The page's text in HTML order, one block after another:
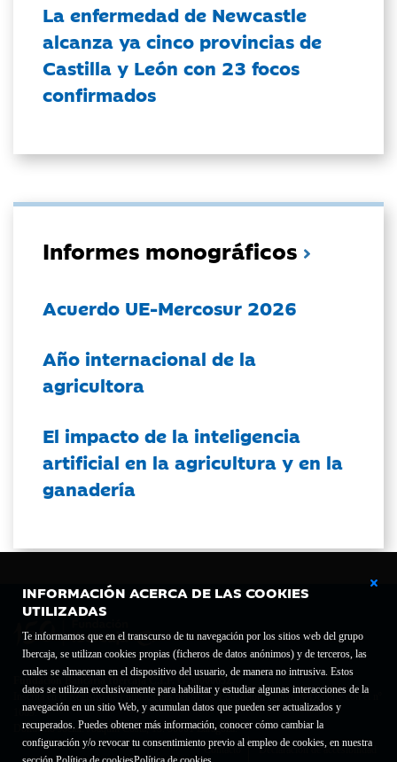
INFORMACIÓN ACERCA DE LAS COOKIES
UTILIZADAS
Te informamos que en el transcurso de tu navegación por los sitios web del grupo
Ibercaja, se utilizan cookies propias (ficheros de datos anónimos) y de terceros, las
cuales se almacenan en el dispositivo del usuario, de manera no intrusiva. Estos
datos se utilizan exclusivamente para habilitar y estudiar algunas interacciones de la
navegación en un sitio Web, y acumulan datos que pueden ser actualizados y
recuperados. Puedes obtener más información, conocer cómo cambiar la
configuración y/o revocar tu consentimiento previo al empleo de cookies, en nuestra
La enfermedad de Newcastle
alcanza ya cinco provincias de
Castilla y León con 23 focos
confirmados
Informes monográficos
Acuerdo UE-Mercosur 2026
Año internacional de la
agricultora
El impacto de la inteligencia
artificial en la agricultura y en la
ganadería
Fundación Bancaria Ibercaja C.I.F. G-50000652.
Inscrita en el Registro de Fundaciones del Mº de Educación, Cultura y Deporte con el nº
1689.
Domicilio social: Joaquín Costa, 13. 50001 Zaragoza.
Contacto
Declaración de accesibilidad